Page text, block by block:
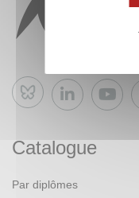
Bluesky
Catalogue
Par diplômes